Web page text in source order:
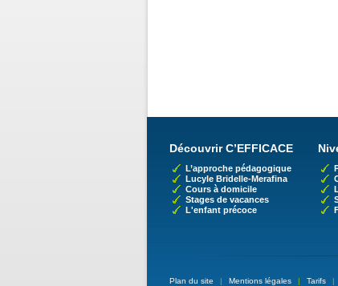
Découvrir C’EFFICACE
L’approche pédagogique
Lucyle Bridelle-Merafina
Cours à domicile
Stages de vacances
L'enfant précoce
Plan du site | Mentions légales | Tarifs |